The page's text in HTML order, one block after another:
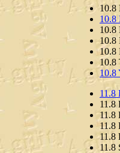
10.8
10.8
10.8
10.8
10.8
10.8
11.8
11.8
11.8
11.8
11.8
11.8